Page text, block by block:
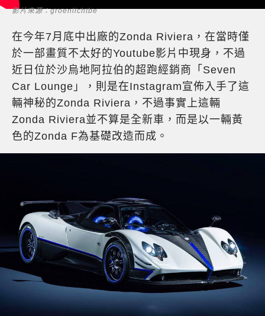
影片來源：groenlichtbe
在今年7月底中出廠的Zonda Riviera，在當時僅
於一部畫質不太好的Youtube影片中現身，不過
近日位於沙烏地阿拉伯的超跑經銷商「Seven
Car Lounge」，則是在Instagram宣佈入手了這
輛神秘的Zonda Riviera，不過事實上這輛
Zonda Riviera並不算是全新車，而是以一輛黃
色的Zonda F為基礎改造而成。